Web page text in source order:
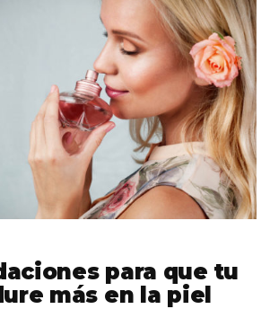
para que tu
más en la piel